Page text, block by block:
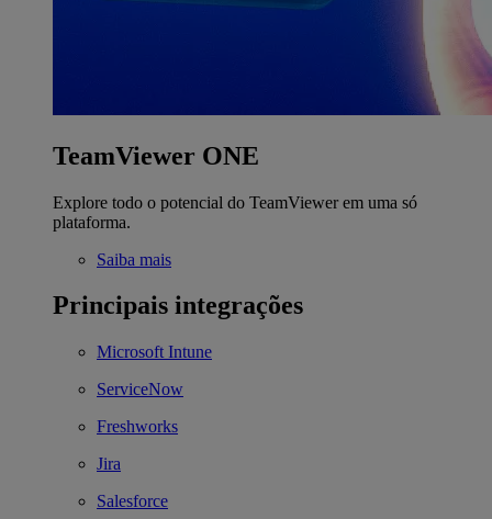
TeamViewer ONE
Explore todo o potencial do TeamViewer em uma só
plataforma.
Saiba mais
Principais integrações
Microsoft Intune
ServiceNow
Freshworks
Jira
Salesforce